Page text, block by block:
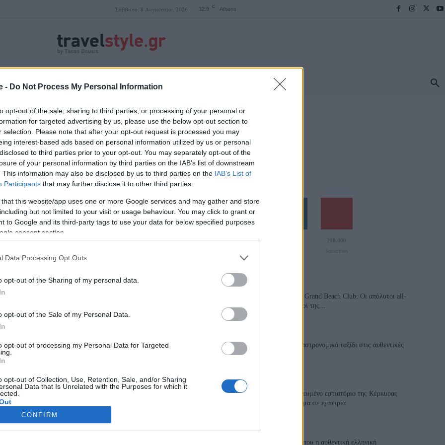
- Do Not Process My Personal Information
opt-out of the sale, sharing to third parties, or processing of your personal or
for targeted advertising by us, please use the below opt-out section to
selection. Please note that after your opt-out request is processed you may
interest-based ads based on personal information utilized by us or personal
to third parties prior to your opt-out. You may separately opt-out of the
of your personal information by third parties on the IAB’s list of downstream
This information may also be disclosed by us to third parties on the IAB’s List of
Participants that may further disclose it to other third parties.
that this website/app uses one or more Google services and may gather and store
but not limited to your visit or usage behaviour. You may click to grant or
to Google and its third-party tags to use your data for below specified purposes
consent section.
Data Processing Opt Outs
opt-out of the Sharing of my personal data.
opt-out of the Sale of my Personal Data.
opt-out of processing my Personal Data for Targeted
opt-out of Collection, Use, Retention, Sale, and/or Sharing
Data that Is Unrelated with the Purposes for which it
CONFIRM
Σάββατο, 8 Αυγούστου, 2026 32.9 C Athens
ΤΑΣΟΣ ΔΟΥΣΗΣ
ομορφότερη παραλία
Γαλλία
Η ομορφότερη παραλία της Γαλλίας – και δεν είναι στο
Νέα έρευνα ανέλυσε περισσότερες από 5.000 κριτικές της Google και
Follow us
110,023 218,000
Τελευταία Άρθρα
Grand Asia Restaurant & Grand Beach Club: Οι απόλυτοι all-
day και dining προορισμοί της...
6 Αυγούστου 2026, 11:05
Tsapis Restaurant: Ένα γαστρονομικό ταξίδι στις αυθεντικές
γεύσεις της Σίφνου!
Toula’s Seaside: Το βραβευμένο εστιατόριο της Κέρκυρας
που μετατρέπει κάθε γεύμα σε εμπειρία
Cavos Restaurant: Εκεί όπου η αυθεντική ελληνική